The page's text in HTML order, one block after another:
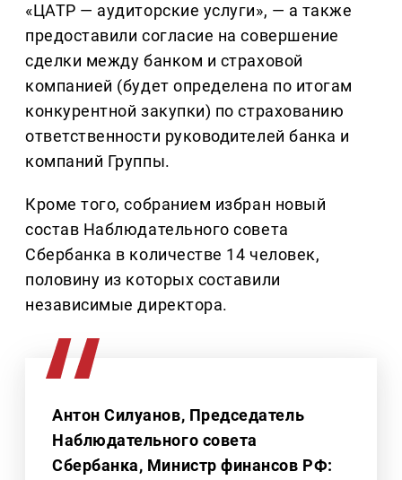
«ЦАТР — аудиторские услуги», — а также
предоставили согласие на совершение
сделки между банком и страховой
компанией (будет определена по итогам
конкурентной закупки) по страхованию
ответственности руководителей банка и
компаний Группы.
Кроме того, собранием избран новый
состав Наблюдательного совета
Сбербанка в количестве 14 человек,
половину из которых составили
независимые директора.
Антон Силуанов, Председатель
Наблюдательного совета
Сбербанка, Министр финансов РФ: